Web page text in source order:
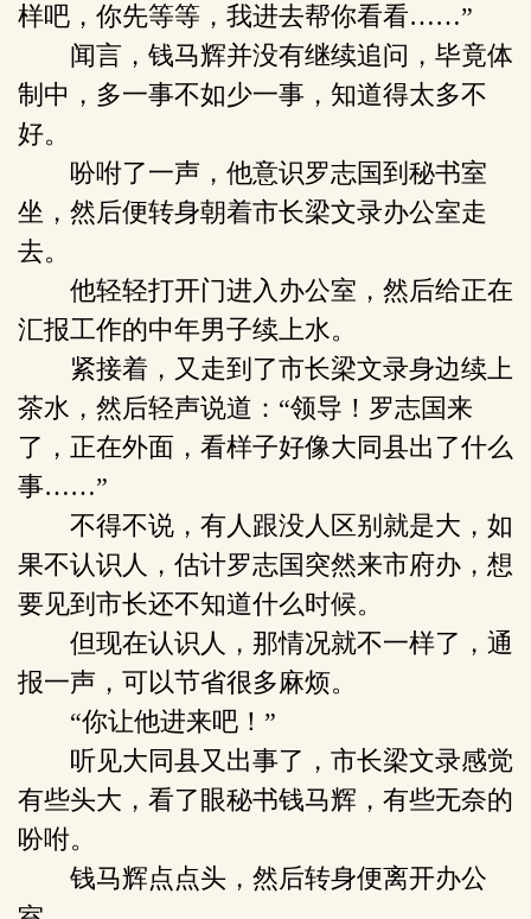
样吧，你先等等，我进去帮你看看……”
闻言，钱马辉并没有继续追问，毕竟体
制中，多一事不如少一事，知道得太多不
好。
吩咐了一声，他意识罗志国到秘书室
坐，然后便转身朝着市长梁文录办公室走
去。
他轻轻打开门进入办公室，然后给正在
汇报工作的中年男子续上水。
紧接着，又走到了市长梁文录身边续上
茶水，然后轻声说道：“领导！罗志国来
了，正在外面，看样子好像大同县出了什么
事……”
不得不说，有人跟没人区别就是大，如
果不认识人，估计罗志国突然来市府办，想
要见到市长还不知道什么时候。
但现在认识人，那情况就不一样了，通
报一声，可以节省很多麻烦。
“你让他进来吧！”
听见大同县又出事了，市长梁文录感觉
有些头大，看了眼秘书钱马辉，有些无奈的
吩咐。
钱马辉点点头，然后转身便离开办公